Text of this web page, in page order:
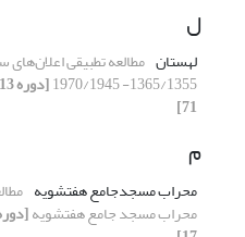
ل
لهستان مطالعه تطبیقی
1365/1355- 1970/1945
71]
م
محراب مسجدجامع هفتشویه
محراب مسجد جامع هفتشویه